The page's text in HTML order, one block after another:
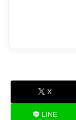
X
LINE